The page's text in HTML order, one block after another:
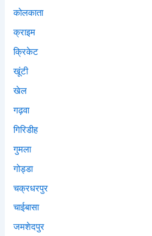
कोलकाता
क्राइम
क्रिकेट
खूंटी
खेल
गढ़वा
गिरिडीह
गुमला
गोड्डा
चक्रधरपुर
चाईबासा
जमशेदपुर